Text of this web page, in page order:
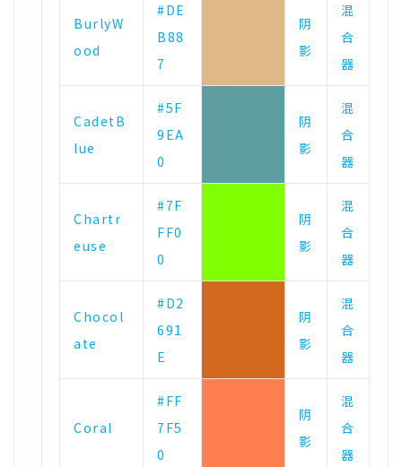
BurlyW
ood
#DE
B88
7
阴
影
混
合
器
CadetB
lue
#5F
9EA
0
阴
影
混
合
器
Chartr
euse
#7F
FF0
0
阴
影
混
合
器
Chocol
ate
#D2
691
E
阴
影
混
合
器
Coral
#FF
7F5
0
阴
影
混
合
器